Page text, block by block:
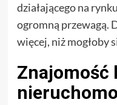
działającego na
ogromną przewagą.
więcej, niż mogłoby
Znajomość